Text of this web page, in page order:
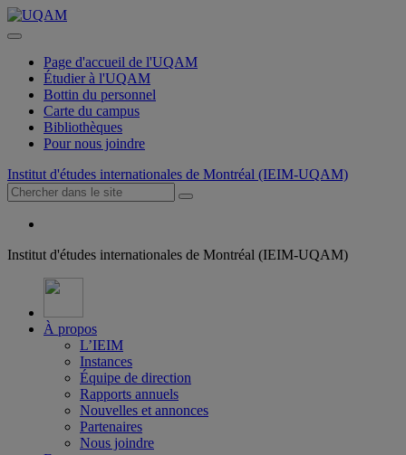
Page d'accueil de l'UQAM
Étudier à l'UQAM
Bottin du personnel
Carte du campus
Bibliothèques
Pour nous joindre
Institut d'études internationales de Montréal (IEIM-UQAM)
Institut d'études internationales de Montréal (IEIM-UQAM)
À propos
L’IEIM
Instances
Équipe de direction
Rapports annuels
Nouvelles et annonces
Partenaires
Nous joindre